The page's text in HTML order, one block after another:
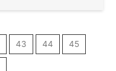
43 44 45